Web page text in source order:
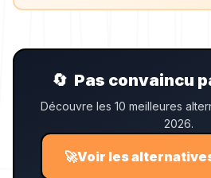
🔄 Pas convaincu
Découvre les 10 meilleures
2026.
🚀Voir les